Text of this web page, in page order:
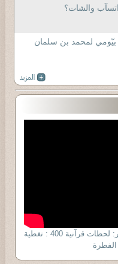
والشات؟
لمحمد بن سلمان
د. أحمد صبحى منصور: لحظات قرآنية 400 : تغطية
الفطرة